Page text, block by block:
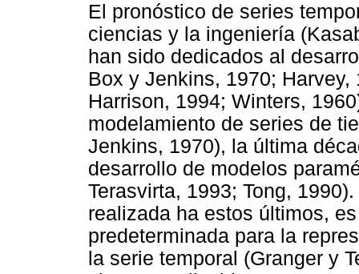
El pronóstico de series
ciencias y la ingeniería
han sido dedicados al
Box y Jenkins, 1970;
Harrison, 1994; Winters,
modelamiento de series de
Jenkins, 1970), la última
desarrollo de modelos
Terasvirta, 1993; Tong,
realizada ha estos últimos,
predeterminada para la
la serie temporal (Granger y